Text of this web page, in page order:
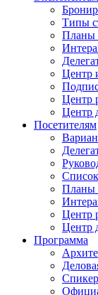
Типы
Планы
Центр
Центр
Центр
Посетителям
Планы
Центр
Центр
Программа